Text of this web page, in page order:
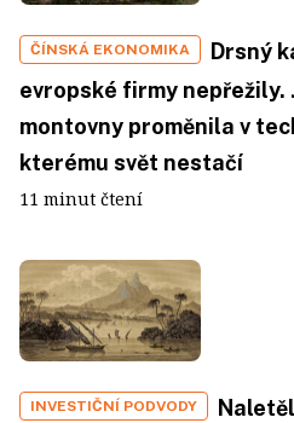
ČÍNSKÁ EKONOMIKA
Drsný
evropské firmy nepřežily.
montovny proměnila v
kterému svět nestačí
11 minut čtení
INVESTIČNÍ PODVODY